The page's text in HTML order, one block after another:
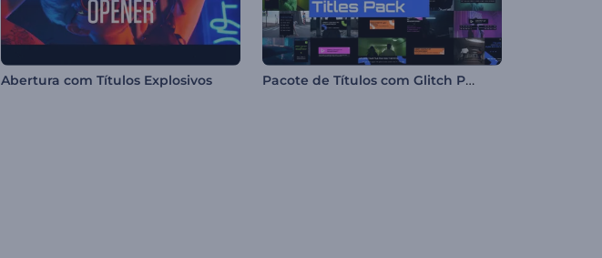
Abertura com Títulos Explosivos Pacote de Títulos com Glitch Pixelado